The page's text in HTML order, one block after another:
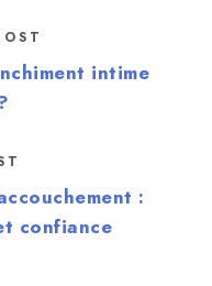
intime
:
confiance